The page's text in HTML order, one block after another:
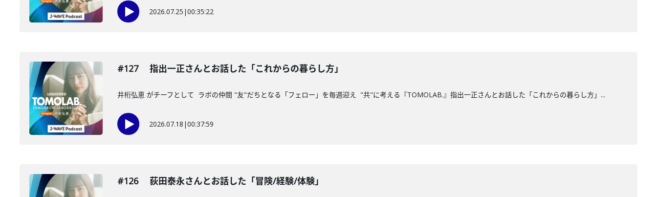
2026.07.25 |00:35:22
#127 指出一正さんとお話した「これからの暮らし方」
井桁弘恵 がチーフとして ラボの仲間 "友"だちとなる「フェロー」を毎週迎え "共"に考える『TOMOLAB.』指出一正さんとお話した「これからの暮らし方」...
2026.07.18 |00:37:59
#126 荻田泰永さんとお話した「冒険/経験/体験」